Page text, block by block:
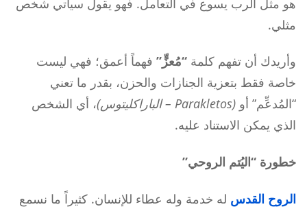
مثلي.
وأريدك أن تفهم كلمة “مُعزٍّ” فهماً أعمق؛ فهي ليست
خاصة فقط بتعزية الجنازات والحزن، بقدر ما تعني
“المُدعِّم” أو (Parakletos – الباراكليتوس)
، أي الشخص
الذي يمكن الاستناد عليه.
خطورة “اليُتم الروحي”
الروح القدس له خدمة وله عطاء للإنسان. كثيراً ما نسمع